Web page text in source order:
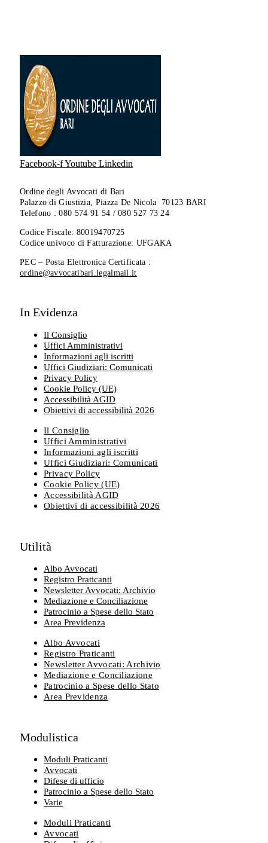
Facebook-fYoutube Linkedin
Ordine degli Avvocati di Bari
Palazzo di Giustizia, Piazza De Nicola 70123 BARI
Telefono : 080 574 91 54 / 080 527 73 24
Codice Fiscale: 80019470725
Codice univoco di Fatturazione: UFGAKA
PEC – Posta Elettronica Certificata :
ordine@avvocatibari.legalmail.it
In Evidenza
Il Consiglio
Uffici Amministrativi
Informazioni agli iscritti
Uffici Giudiziari: Comunicati
Privacy Policy
Cookie Policy (UE)
Accessibilità AGID
Obiettivi di accessibilità 2026
Il Consiglio
Uffici Amministrativi
Informazioni agli iscritti
Uffici Giudiziari: Comunicati
Privacy Policy
Cookie Policy (UE)
Accessibilità AGID
Obiettivi di accessibilità 2026
Utilità
Albo Avvocati
Registro Praticanti
Newsletter Avvocati: Archivio
Mediazione e Conciliazione
Patrocinio a Spese dello Stato
Area Previdenza
Albo Avvocati
Registro Praticanti
Newsletter Avvocati: Archivio
Mediazione e Conciliazione
Patrocinio a Spese dello Stato
Area Previdenza
Modulistica
Moduli Praticanti
Avvocati
Difese di ufficio
Patrocinio a Spese dello Stato
Varie
Moduli Praticanti
Avvocati